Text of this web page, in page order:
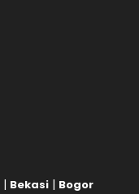
| Bekasi | Bogor